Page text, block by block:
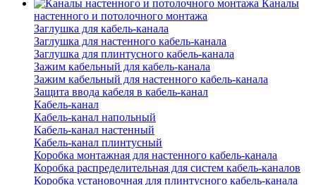
Каналы
настенного и потолочного монтажа
Заглушка для кабель-канала
Заглушка для настенного кабель-канала
Заглушка для плинтусного кабель-канала
Зажим кабельный для кабель-канала
Зажим кабельный для настенного кабель-канала
Защита ввода кабеля в кабель-канал
Кабель-канал
Кабель-канал напольный
Кабель-канал настенный
Кабель-канал плинтусный
Коробка монтажная для настенного кабель-канала
Коробка распределительная для систем кабель-каналов
Коробка установочная для плинтусного кабель-канала